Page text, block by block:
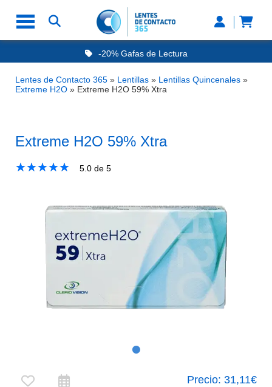
-20% Gafas de Lectura
Ahorre -50% que en las ópticas de calle
Entrega en 24h a 48H
Lentes de Contacto 365 » Lentillas » Lentillas Quincenales »
Extreme H2O » Extreme H2O 59% Xtra
Extreme H2O 59% Xtra
★★★★★
☆☆☆☆☆ 5.0 de 5
Precio: 31,11€